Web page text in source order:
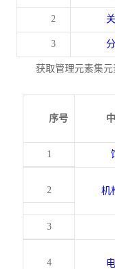
2
3
获取管理元素集
序号
1
2 机
3
4